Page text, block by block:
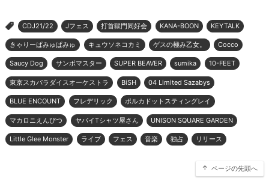
> CDJ21/22 Jフェス 打首獄門同好会 KANA-BOON KEYTALK
きゃりーぱみゅぱみゅ キュウソネコカミ ゲスの極み乙女。 Cocco
Saucy Dog サンボマスター SUPER BEAVER sumika 10-FEET
東京スカパラダイスオーケストラ BiSH 04 Limited Sazabys
BLUE ENCOUNT フレデリック ポルカドットスティングレイ
マカロニえんぴつ ヤバイTシャツ屋さん UNISON SQUARE GARDEN
Little Glee Monster ライブ フェス 音楽 独占 リリース
ページの先頭へ